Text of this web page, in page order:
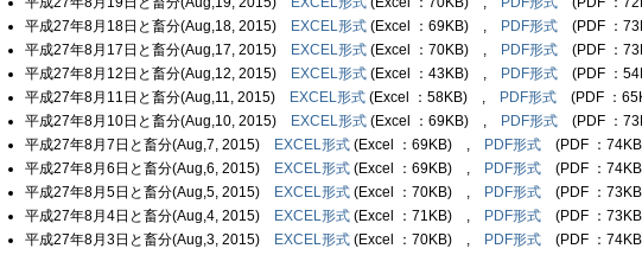
平成27年8月18日と畜分(Aug,18, 2015)
EXCEL形式 (Excel ：69KB) , PDF形式 (PDF ：
平成27年8月17日と畜分(Aug,17, 2015)
EXCEL形式 (Excel ：70KB) , PDF形式 (PDF ：
平成27年8月12日と畜分(Aug,12, 2015)
EXCEL形式 (Excel ：43KB) , PDF形式 (PDF ：
平成27年8月11日と畜分(Aug,11, 2015)
EXCEL形式 (Excel ：58KB) , PDF形式 (PDF ：
平成27年8月10日と畜分(Aug,10, 2015)
EXCEL形式 (Excel ：69KB) , PDF形式 (PDF ：
平成27年8月7日と畜分(Aug,7, 2015)
EXCEL形式 (Excel ：69KB) , PDF形式 (PDF ：
平成27年8月6日と畜分(Aug,6, 2015)
EXCEL形式 (Excel ：69KB) , PDF形式 (PDF ：
平成27年8月5日と畜分(Aug,5, 2015)
EXCEL形式 (Excel ：70KB) , PDF形式 (PDF ：
平成27年8月4日と畜分(Aug,4, 2015)
EXCEL形式 (Excel ：71KB) , PDF形式 (PDF ：
平成27年8月3日と畜分(Aug,3, 2015)
EXCEL形式 (Excel ：70KB) , PDF形式 (PDF ：